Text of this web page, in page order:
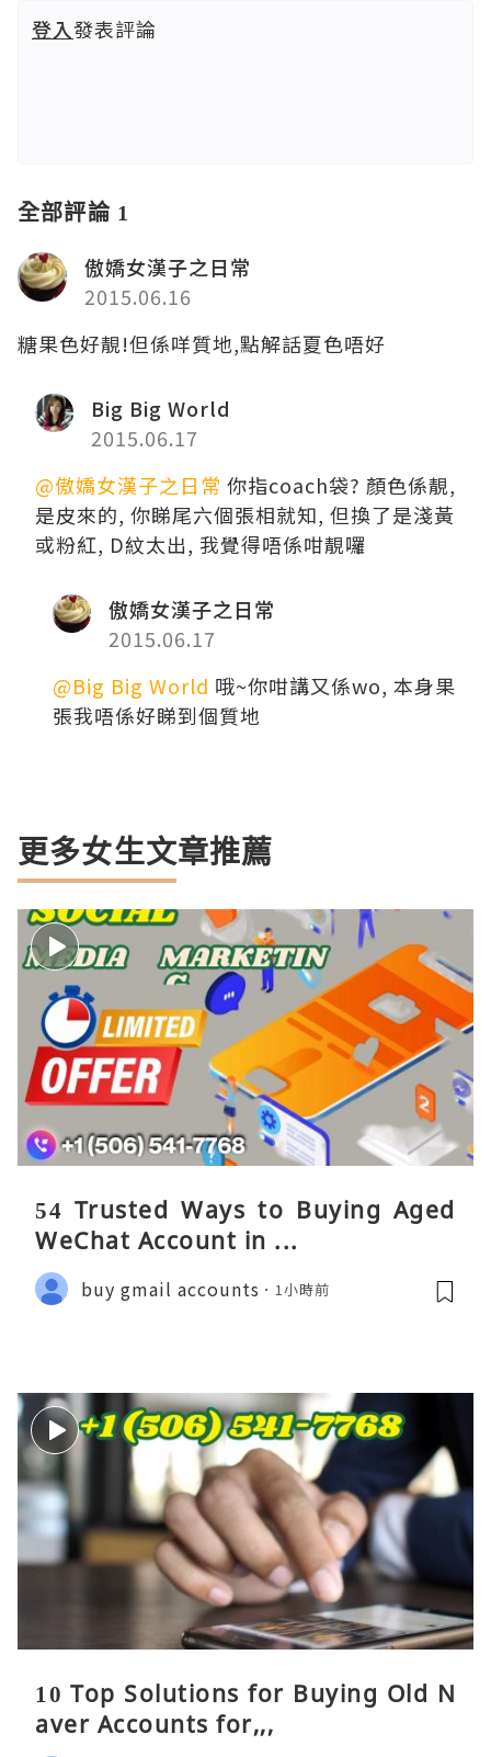
登入發表評論
全部評論 1
傲嬌女漢子之日常
2015.06.16
糖果色好靚!但係咩質地,點解話夏色唔好
Big Big World
2015.06.17
@傲嬌女漢子之日常 你指coach袋? 顏色係靚,
是皮來的, 你睇尾六個張相就知, 但換了是淺黃
或粉紅, D紋太出, 我覺得唔係咁靚囉
傲嬌女漢子之日常
2015.06.17
@Big Big World 哦~你咁講又係wo, 本身果
張我唔係好睇到個質地
更多女生文章推薦
54 Trusted Ways to Buying Aged
WeChat Account in ...
buy gmail accounts 1小時前
10 Top Solutions for Buying Old N
aver Accounts for,,,